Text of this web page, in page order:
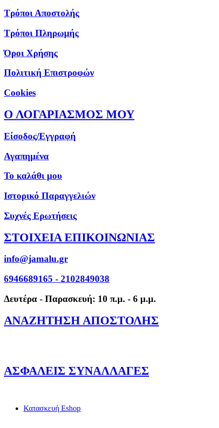
Τρόποι Αποστολής
Τρόποι Πληρωμής
Όροι Χρήσης
Πολιτική Επιστροφών
Cookies
Ο ΛΟΓΑΡΙΑΣΜΟΣ ΜΟΥ
Είσοδος/Εγγραφή
Αγαπημένα
Το καλάθι μου
Ιστορικό Παραγγελιών
Συχνές Ερωτήσεις
ΣΤΟΙΧΕΙΑ ΕΠΙΚΟΙΝΩΝΙΑΣ
info@jamalu.gr
6946689165 - 2102849038
Δευτέρα - Παρασκευή: 10 π.μ. - 6 μ.μ.
ΑΝΑΖΗΤΗΣΗ ΑΠΟΣΤΟΛΗΣ
ΑΣΦΑΛΕΙΣ ΣΥΝΑΛΛΑΓΕΣ
Κατασκευή Eshop